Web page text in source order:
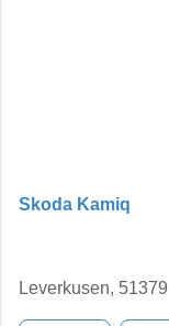
Skoda Kamiq
Leverkusen, 51379